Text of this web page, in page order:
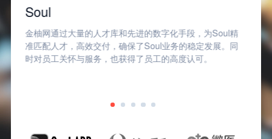
Soul
金柚网通过大量的人才库和先进的数字化手段，为Soul精
准匹配人才，高效交付，确保了Soul业务的稳定发展。同
时对员工关怀与服务，也获得了员工的高度认可。